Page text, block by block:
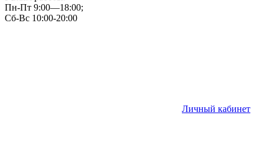
Пн-Пт 9:00—18:00;
Сб-Вс 10:00-20:00
Личный кабинет